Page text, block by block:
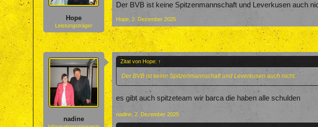
Hope
Leistungsträger
Der BVB ist keine Spitzenmannschaft und Leverkusen auch
Hope 2. Dezember 2025
nadine
Zitat von Hope: ↑
Der BVB ist keine Spitzenmannschaft und Leverkusen auch nicht.
es gibt auch spitzeteam wir barca die haben alle schulden
nadine , 2. Dezember 2025